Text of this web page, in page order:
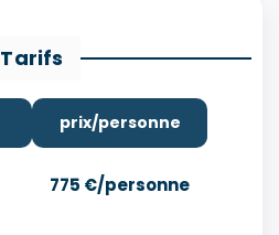
Tarifs
prix/personne
775 €/personne